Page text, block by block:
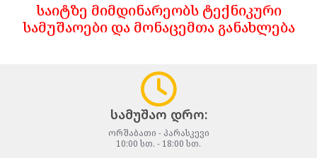
საიტზე მიმდინარეობს ტექნიკური
სამუშაოები და მონაცემთა განახლება
სამუშაო დრო:
ორშაბათი - პარასკევი
10:00 სთ. - 18:00 სთ.